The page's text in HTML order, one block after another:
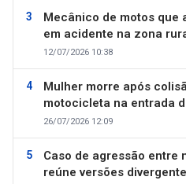
Mecânico de motos que
em acidente na zona
12/07/2026 10:38
Mulher morre após
motocicleta na entrada
26/07/2026 12:09
Caso de agressão entre
reúne versões